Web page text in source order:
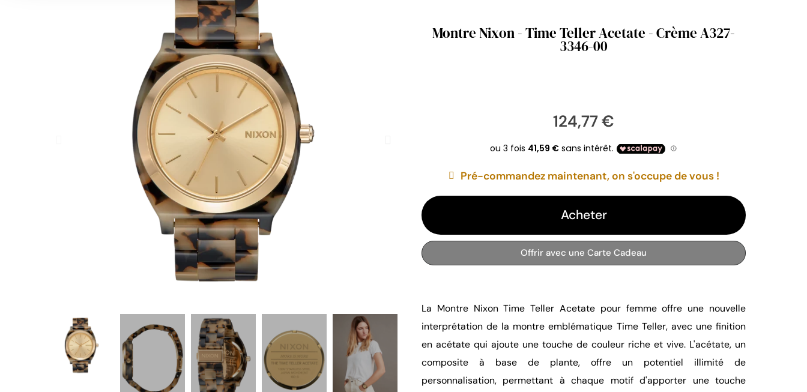
Montre Nixon - Time Teller Acetate - Crème A327-
3346-00
124,77 €
Pré-commandez maintenant, on s'occupe de vous !
Acheter
Offrir avec une Carte Cadeau
La Montre Nixon Time Teller Acetate pour femme offre une nouvelle
interprétation de la montre emblématique Time Teller, avec une finition
en acétate qui ajoute une touche de couleur riche et vive. L'acétate, un
composite à base de plante, offre un potentiel illimité de
personnalisation, permettant à chaque motif d'apporter une touche